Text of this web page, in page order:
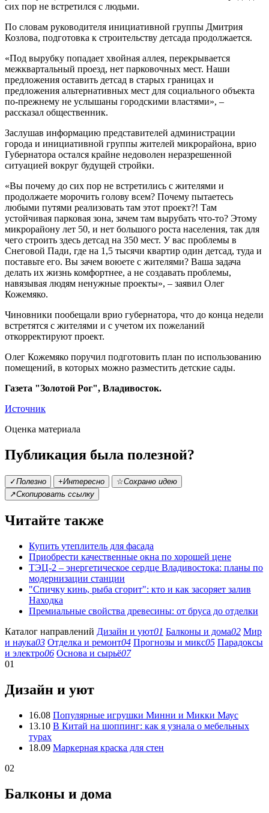
сих пор не встретился с людьми.
По словам руководителя инициативной группы Дмитрия
Козлова, подготовка к строительству детсада продолжается.
«Под вырубку попадает хвойная аллея, перекрывается
межквартальный проезд, нет парковочных мест. Наши
предложения оставить детсад в старых границах и
предложения альтернативных мест для социального объекта
по-прежнему не услышаны городскими властями», –
рассказал общественник.
Заслушав информацию представителей администрации
города и инициативной группы жителей микрорайона, врио
Губернатора остался крайне недоволен неразрешенной
ситуацией вокруг будущей стройки.
«Вы почему до сих пор не встретились с жителями и
продолжаете морочить голову всем? Почему пытаетесь
любыми путями реализовать там этот проект?! Там
устойчивая парковая зона, зачем там вырубать что-то? Этому
микрорайону лет 50, и нет большого роста населения, так для
чего строить здесь детсад на 350 мест. У вас проблемы в
Снеговой Пади, где на 1,5 тысячи квартир один детсад, туда и
поставьте его. Вы зачем воюете с жителями? Ваша задача
делать их жизнь комфортнее, а не создавать проблемы,
навязывая людям ненужные проекты», – заявил Олег
Кожемяко.
Чиновники пообещали врио губернатора, что до конца недели
встретятся с жителями и с учетом их пожеланий
откорректируют проект.
Олег Кожемяко поручил подготовить план по использованию
помещений, в которых можно разместить детские сады.
Газета "Золотой Рог", Владивосток.
Источник
Оценка материала
Публикация была полезной?
✓Полезно +Интересно ☆Сохраню идею
↗Скопировать ссылку
Читайте также
Купить утеплитель для фасада
Приобрести качественные окна по хорошей цене
ТЭЦ-2 – энергетическое сердце Владивостока: планы по
модернизации станции
"Спичку кинь, рыба сгорит": кто и как засоряет залив
Находка
Премиальные свойства древесины: от бруса до отделки
Каталог направлений Дизайн и уют01 Балконы и дома02 Мир
и наука03 Отделка и ремонт04 Прогнозы и микс05 Парадоксы
и электро06 Основа и сырьё07
01
Дизайн и уют
16.08 Популярные игрушки Минни и Микки Маус
13.10 В Китай на шоппинг: как я узнала о мебельных
турах
18.09 Маркерная краска для стен
02
Балконы и дома